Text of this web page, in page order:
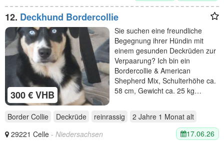
12. Deckhund Bordercollie
300 € VHB
Sie suchen eine freundliche
Begegnung ihrer Hündin mit
einem gesunden Deckrüden zur
Verpaarung? Ich bin ein
Bordercollie & American
Shepherd Mix, Schulterhöhe ca.
58 cm, Gewicht ca. 25 kg…
Border Collie Deckrüde reinrassig 2 Jahre 1 Monat alt
29221 Celle - Niedersachsen 17.06.26